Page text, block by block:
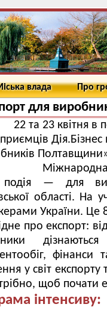
влада Про
для
22 та 23 квітня в
Міжнародна
— для
області. На
України. Це
про експорт:
фінанси
у світ
щоб почати
інтенсиву: